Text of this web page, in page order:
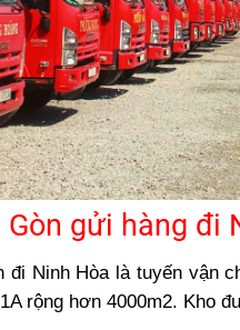
Gòn gửi hàng đi
đi Ninh Hòa là tuyến vận
rộng hơn 4000m2. Kho